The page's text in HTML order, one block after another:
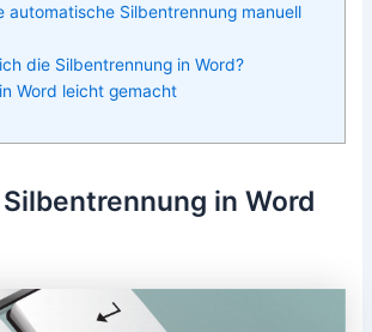
automatische Silbentrennung manuell
die Silbentrennung in Word?
Word leicht gemacht
in Word